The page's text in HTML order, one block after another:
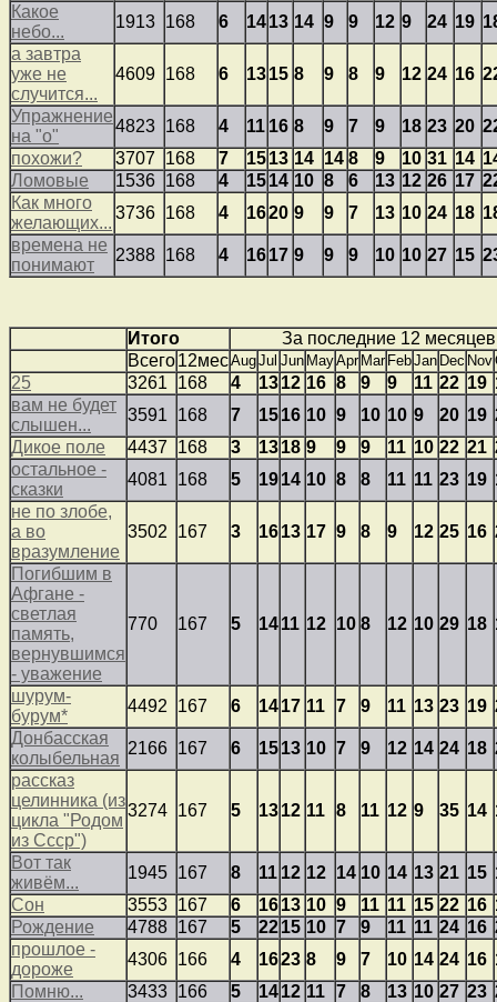
Какое
небо...
1913 168 6 1413 14 9 9 12 9 24 19
а завтра
уже не
случится...
4609 168 6 1315 8 9 8 9 12 24 16
Упражнение
на "о"
4823 168 4 11 16 8 9 7 9 18 23 20
похожи?
3707 168 7 1513 14 14 8 9 10 31 14
Ломовые
1536 168 4 1514 10 8 6 13 12 26 17
Как много
желающих...
3736 168 4 1620 9 9 7 13 10 24 18
времена не
понимают
2388 168 4 1617 9 9 9 10 10 27 15
Итого
За последние 12 месяцев
Всего12месAugJul Jun MayApr Mar FebJan Dec Nov
25 3261 168 4 1312 16 8 9 9 11 22 19
вам не будет
слышен...
3591 168 7 1516 10 9 10 10 9 20 19
Дикое поле
4437 168 3 1318 9 9 9 11 10 22 21
остальное -
сказки
4081 168 5 1914 10 8 8 11 11 23 19
не по злобе,
а во
вразумление
3502 167 3 1613 17 9 8 9 12 25 16
Погибшим в
Афгане -
светлая
память,
вернувшимся
- уважение
770 167 5 1411 12 10 8 12 10 29 18
шурум-
бурум*
4492 167 6 1417 11 7 9 11 13 23 19
Донбасская
колыбельная
2166 167 6 1513 10 7 9 12 14 24 18
рассказ
целинника (из
цикла "Родом
из Ссср")
3274 167 5 1312 11 8 11 12 9 35 14
Вот так
живём...
1945 167 8 11 12 12 14 10 14 13 21 15
Сон
3553 167 6 1613 10 9 11 11 15 22 16
Рождение
4788 167 5 2215 10 7 9 11 11 24 16
прошлое -
дороже
4306 166 4 1623 8 9 7 10 14 24 16
Помню...
3433 166 5 1412 11 7 8 13 10 27 23